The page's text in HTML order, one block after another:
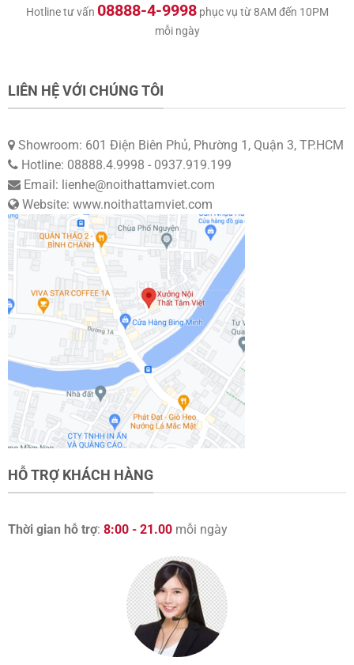
Hotline tư vấn 08888-4-9998phục vụ từ 8AM đến 10PM
mỗi ngày
LIÊN HỆ VỚI CHÚNG TÔI
Showroom: 601 Điện Biên Phủ, Phường 1, Quận 3, TP.HCM
Hotline: 08888.4.9998 - 0937.919.199
Email: lienhe@noithattamviet.com
Website: www.noithattamviet.com
HỖ TRỢ KHÁCH HÀNG
Thời gian hỗ trợ: 8:00 - 21.00mỗi ngày